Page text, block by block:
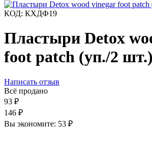
КОД: КХДФ19
Пластыри Detox
foot patch (уп./2
Написать отзыв
Всё продано
93 ₽
146 ₽
Вы экономите: 53 ₽